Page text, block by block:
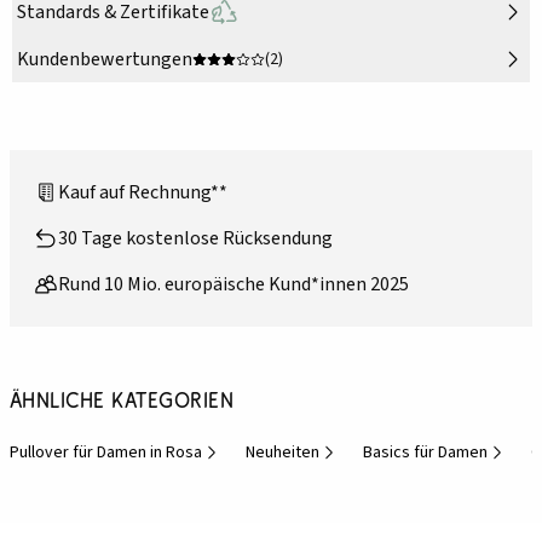
Standards & Zertifikate
Kundenbewertungen
(2)
Kauf auf Rechnung**
30 Tage kostenlose Rücksendung
Rund 10 Mio. europäische Kund*innen 2025
Ähnliche Kategorien
Pullover für Damen in Rosa Neuheiten Basics für Damen